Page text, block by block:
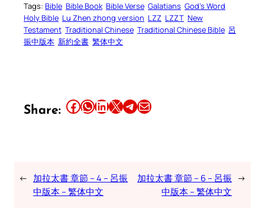
Tags: Bible Bible Book Bible Verse Galatians God’s Word
Holy Bible Lu Zhen zhong version LZZ LZZT New
Testament Traditional Chinese Traditional Chinese Bible 呂
振中版本 新約全書 繁体中文
Share: Share this article on Facebook Share this article on WhatsApp Share this article on LinkedIn Share this article on X Share this article on TelegramEmail this Article
← 加拉太書 章節 – 4 – 呂振
中版本 – 繁体中文
加拉太書 章節 – 6 – 呂振
中版本 – 繁体中文
→